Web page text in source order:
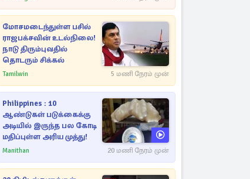
மோசமடைந்துள்ள பசில்
ராஜபக்சவின் உடல்நிலை!
நாடு திரும்புவதில்
தொடரும் சிக்கல்
Tamilwin 5 மணி நேரம் முன்
Philippines : 10
ஆண்டுகள் படுக்கைக்கு
அடியில் இருந்த பல கோடி
மதிப்புள்ள அரிய முத்து!
Manithan 20 மணி நேரம் முன்